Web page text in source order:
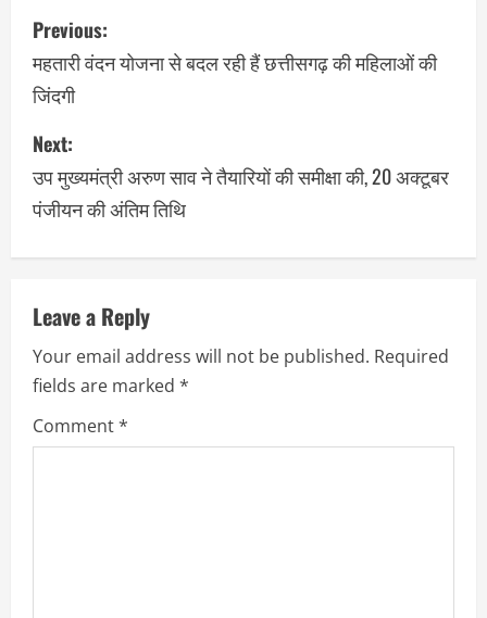
Previous:
महतारी वंदन योजना से बदल रही हैं छत्तीसगढ़ की महिलाओं की
जिंदगी
Next:
उप मुख्यमंत्री अरुण साव ने तैयारियों की समीक्षा की, 20 अक्टूबर
पंजीयन की अंतिम तिथि
Leave a Reply
Your email address will not be published. Required
fields are marked *
Comment*